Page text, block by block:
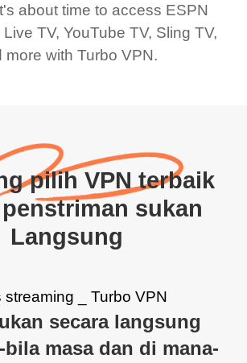
about time to access ESPN
TV, YouTube TV, Sling TV,
more with Turbo VPN.
pilih VPN terbaik
sukan
Langsung
secara langsung
masa dan di mana-